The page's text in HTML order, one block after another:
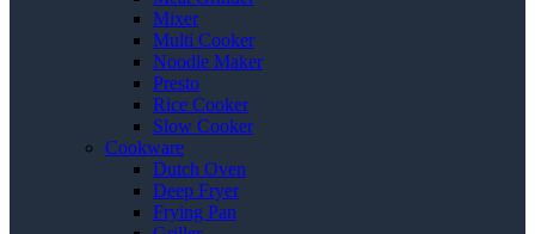
Mixer
Multi Cooker
Noodle Maker
Presto
Rice Cooker
Slow Cooker
Cookware
Dutch Oven
Deep Fryer
Frying Pan